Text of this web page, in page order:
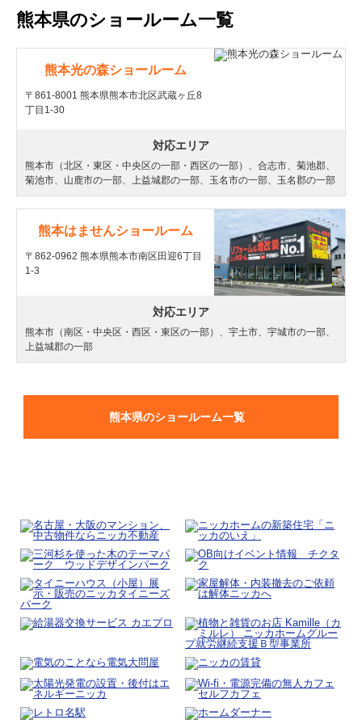
熊本県のショールーム一覧
熊本光の森ショールーム
〒861-8001 熊本県熊本市北区武蔵ヶ丘8
丁目1-30
対応エリア
熊本市（北区・東区・中央区の一部・西区の一部）、合志市、菊池郡、
菊池市、山鹿市の一部、上益城郡の一部、玉名市の一部、玉名郡の一部
熊本はませんショールーム
〒862-0962 熊本県熊本市南区田迎6丁目
1-3
対応エリア
熊本市（南区・中央区・西区・東区の一部）、宇土市、宇城市の一部、
上益城郡の一部
熊本県のショールーム一覧